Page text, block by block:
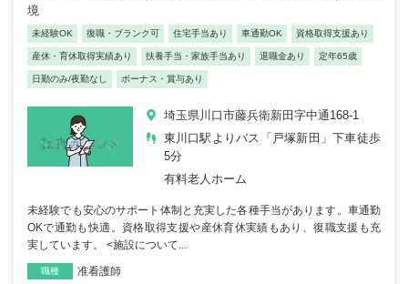
境
未経験OK 復職・ブランク可 住宅手当あり 車通勤OK 資格取得支援あり
産休・育休取得実績あり 扶養手当・家族手当あり 退職金あり 定年65歳
日勤のみ/夜勤なし ボーナス・賞与あり
埼玉県川口市藤兵衛新田字中通168-1
東川口駅よりバス「戸塚新田」下車徒歩
5分
有料老人ホーム
未経験でも安心のサポート体制と充実した各種手当があります。車通勤
OKで通勤も快適。資格取得支援や産休育休実績もあり、復職支援も充
実しています。 <施設について...
職種 准看護師